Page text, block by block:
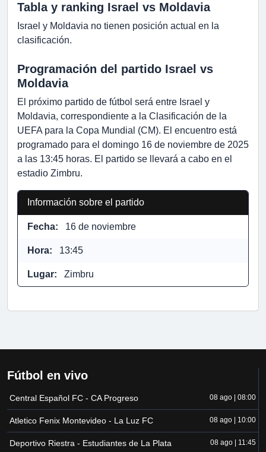
Tabla y ranking Israel vs Moldavia
Israel y Moldavia no tienen posición actual en la
clasificación.
Programación del partido Israel vs
Moldavia
El próximo partido de fútbol será entre Israel y
Moldavia, correspondiente a la Clasificación de la
UEFA para la Copa Mundial (CM). El encuentro está
programado para el domingo 16 de noviembre de 2025
a las 13:45 horas. El partido se llevará a cabo en el
estadio Zimbru.
Información sobre el partido
Fecha: 16 de noviembre
Hora: 13:45
Lugar: Zimbru
Fútbol en vivo
Central Español FC - CA Progreso 08 ago | 08:00
Atletico Fenix Montevideo - La Luz FC 08 ago | 10:00
Deportivo Riestra - Estudiantes de La Plata 08 ago | 11:45